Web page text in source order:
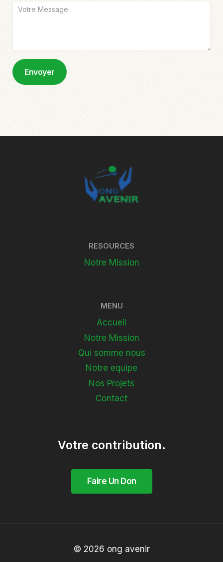
Envoyer
RESOURCES
Notre Mission
MENU
Accueil
Notre Mission
Qui somme nous
Notre equipe
Nos Projets
Contact
Votre contribution.
© 2026 ong avenir